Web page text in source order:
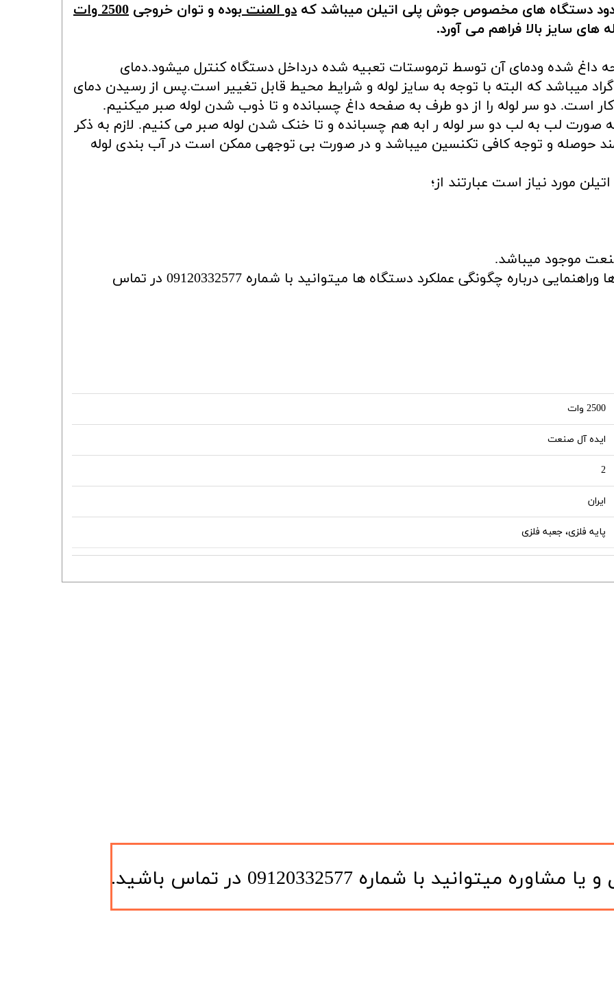
دستگاه های مخصوص جوش پلی اتیلن میباشد که دو المنتبوده و توان خروجی 2500 وات
سایز بالا فراهم می آورد.
داغ شده ودمای آن توسط ترموستات تعبیه شده درداخل دستگاه کنترل میشود.دمای
270 درجه سانتی گراد میباشد که البته با توجه به سایز لوله و شرایط محیط قابل تغییر است.پس از رسیدن دمای
است. دو سر لوله را از دو طرف به صفحه داغ چسبانده و تا ذوب شدن لوله صبر میکنیم.
صورت لب به لب دو سر لوله ر ابه هم چسبانده و تا خنک شدن لوله صبر می کنیم. لازم به ذکر
حوصله و توجه کافی تکنسین میباشد و در صورت بی توجهی ممکن است در آب بندی لوله
اتیلن مورد نیاز است عبارتند از؛
موجود میباشد.
جهت مشاوره در رابطه با جوش انواع لوله ها وراهنمایی درباره چگونگی عملکرد دستگاه ها میتوانید با شماره 09120332577 در تماس
2500 وات
ایده آل صنعت
2
ایران
پایه فلزی، جعبه فلزی
با شماره 09120332577 در تماس باشید.